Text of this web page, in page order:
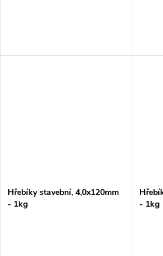
Hřebíky stavební, 4,0x120mm
- 1kg
- 1kg